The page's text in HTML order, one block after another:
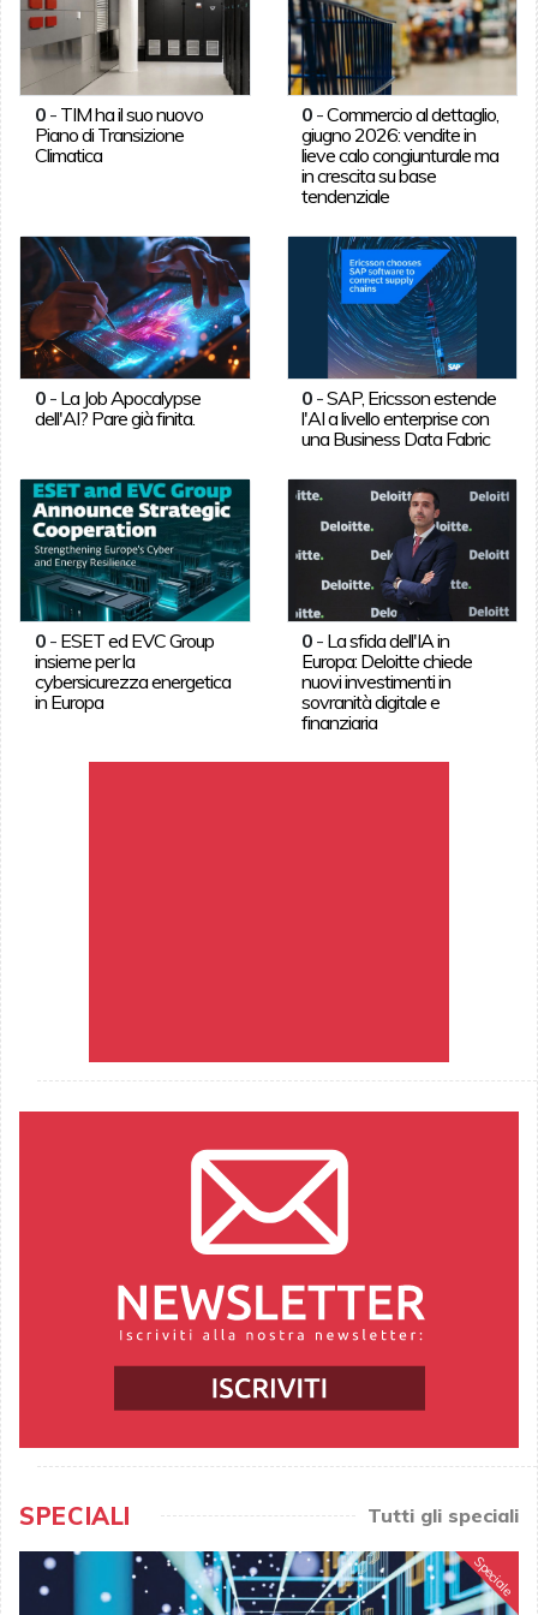
0- TIM ha il suo nuovo
Piano di Transizione
Climatica
0 -Commercio al dettaglio,
giugno 2026: vendite in
lieve calo congiunturale ma
in crescita su base
tendenziale
0- La Job Apocalypse
dell'AI? Pare già finita.
0 -SAP, Ericsson estende
l'AI a livello enterprise con
una Business Data Fabric
0- ESET ed EVC Group
insieme per la
cybersicurezza energetica
in Europa
0 - La sfida dell'IA in
Europa: Deloitte chiede
nuovi investimenti in
sovranità digitale e
finanziaria
SPECIALI Tutti gli speciali
Speciale